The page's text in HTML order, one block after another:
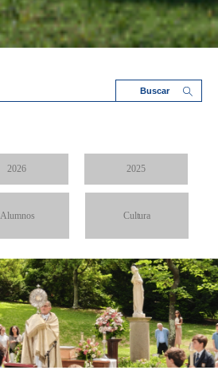
2026 2025
Alumnos Cultura